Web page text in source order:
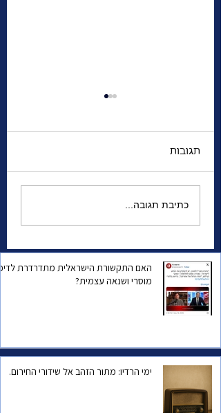
לבד בעיר זרה | מי את
בטורונטו ?
תגובות
כתיבת תגובה...
האם התקשורת הישראלית מתדרדרת
מוסרי ושנאה עצמית?
ימי הרדיו: מתור הזהב אל שידורי החירום.